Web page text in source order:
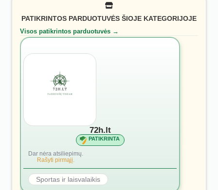
PATIKRINTOS PARDUOTUVĖS ŠIOJE KATEGORIJOJE
Visos patikrintos parduotuvės →
72h.lt
PATIKRINTA
Dar nėra atsiliepimų.
Rašyti pirmąjį.
Sportas ir laisvalaikis